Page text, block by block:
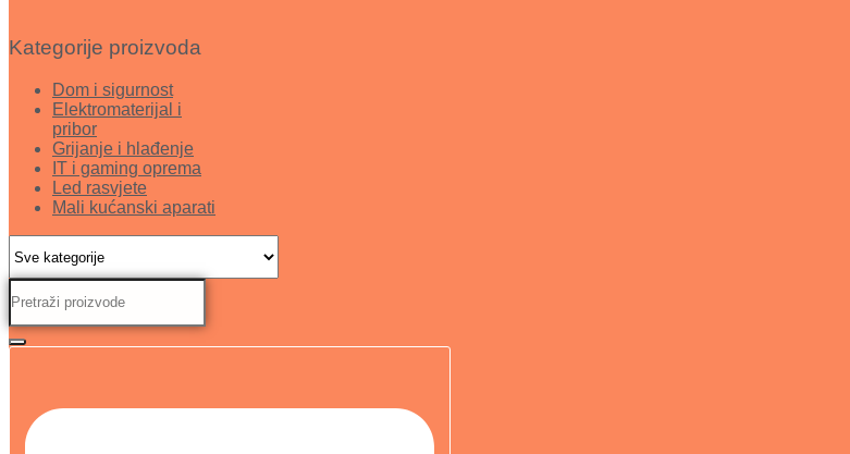
Kategorije proizvoda
Dom i sigurnost
Elektromaterijal i
pribor
Grijanje i hlađenje
IT i gaming oprema
Led rasvjete
Mali kućanski aparati